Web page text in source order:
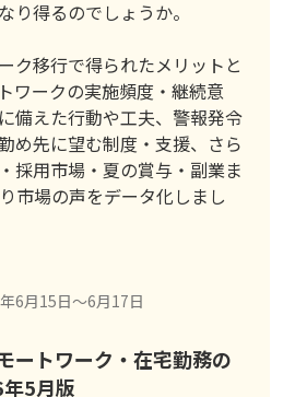
り得るのでしょうか。
ク移行で得られたメリットと
ワークの実施頻度・継続意
備えた行動や工夫、警報発令
め先に望む制度・支援、さら
採用市場・夏の賞与・副業ま
市場の声をデータ化しまし
6月15日〜6月17日
ートワーク・在宅勤務の
5月版